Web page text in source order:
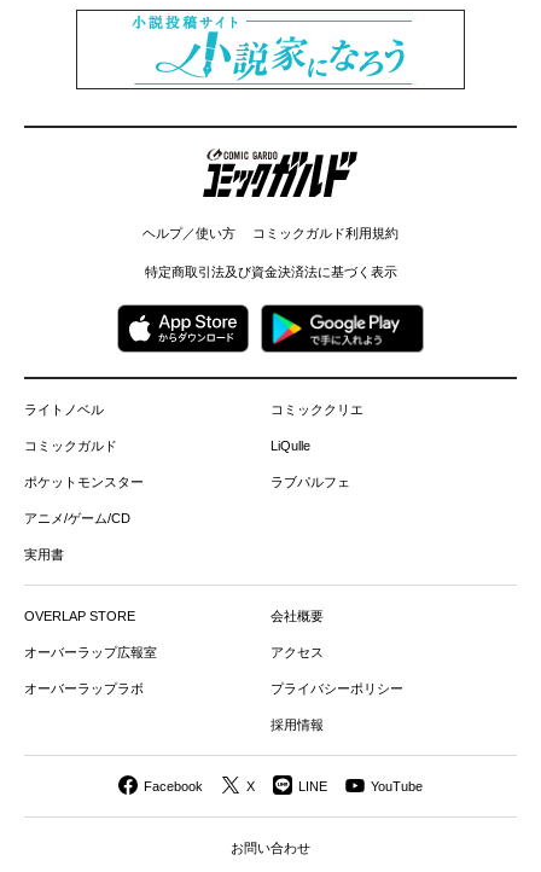
コミックガルド
ヘルプ／使い方 コミックガルド利用規約
特定商取引法及び資金決済法に基づく表示
ライトノベル
コミックガルド
ポケットモンスター
アニメ/ゲーム/CD
実用書
コミッククリエ
LiQulle
ラブパルフェ
OVERLAP STORE
オーバーラップ広報室
オーバーラップラボ
会社概要
アクセス
プライバシーポリシー
採用情報
Facebook X LINE YouTube
お問い合わせ